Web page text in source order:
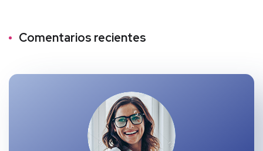
Comentarios recientes